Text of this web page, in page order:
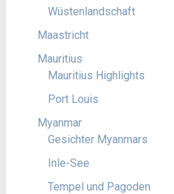
Wüstenlandschaft
Maastricht
Mauritius
Mauritius Highlights
Port Louis
Myanmar
Gesichter Myanmars
Inle-See
Tempel und Pagoden